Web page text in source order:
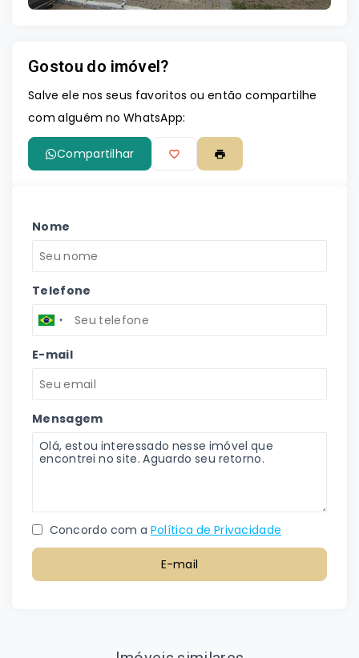
Gostou do imóvel?
Salve ele nos seus favoritos ou então compartilhe
com alguém no WhatsApp:
Compartilhar
Nome
Telefone
E-mail
Mensagem
Concordo com a Política de Privacidade
E-mail